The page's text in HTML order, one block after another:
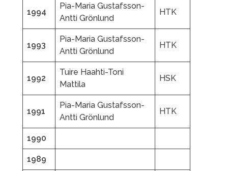
1994
Pia-Maria Gustafsson-
Antti Grönlund
HTK
1993
Pia-Maria Gustafsson-
Antti Grönlund
HTK
1992
Tuire Haahti-Toni
Mattila
HSK
1991
Pia-Maria Gustafsson-
Antti Grönlund
HTK
1990
1989